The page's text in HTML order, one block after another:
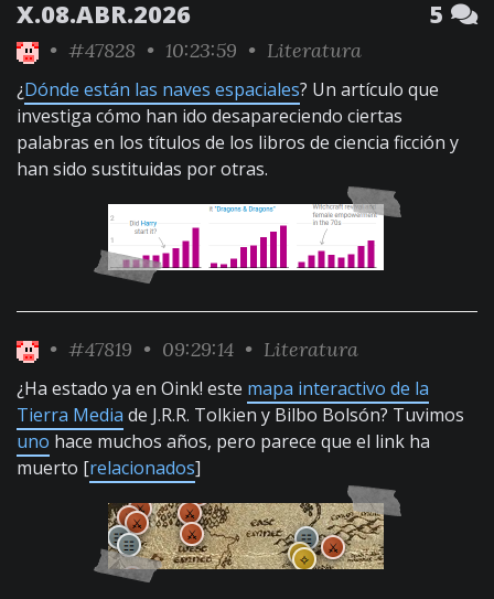
X.08.ABR.2026 5
• #47828 • 10:23:59 • Literatura
¿Dónde están las naves espaciales? Un artículo que
investiga cómo han ido desapareciendo ciertas
palabras en los títulos de los libros de ciencia ficción y
han sido sustituidas por otras.
• #47819 • 09:29:14 • Literatura
¿Ha estado ya en Oink! este mapa interactivo de la
Tierra Media de J.R.R. Tolkien y Bilbo Bolsón? Tuvimos
uno hace muchos años, pero parece que el link ha
muerto [relacionados]